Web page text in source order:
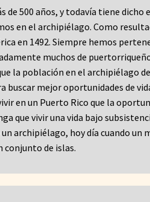
de 500 años, y todavía tiene
en el archipiélago. Como
en 1492. Siempre hemos
muchos de
la población en el archipiélago
buscar mejor oportunidades de
en un Puerto Rico que la
que vivir una vida bajo
archipiélago, hoy día cuando un
conjunto de islas.